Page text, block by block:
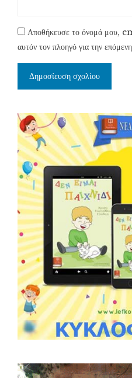
Αποθήκευσε το όνομά μου,
αυτόν τον πλοηγό για την